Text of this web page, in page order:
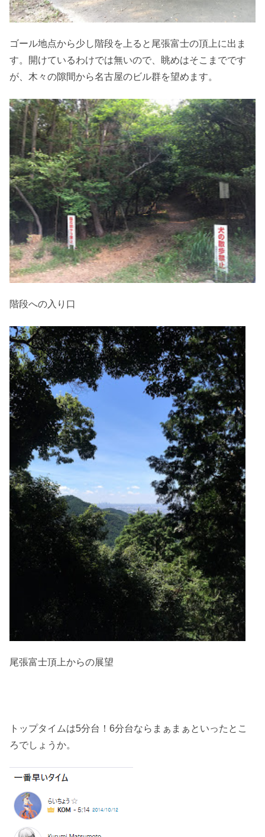
ゴール地点から少し階段を上ると尾張富士の頂上に出ま
す。開けているわけでは無いので、眺めはそこまでです
が、木々の隙間から名古屋のビル群を望めます。
階段への入り口
尾張富士頂上からの展望
トップタイムは5分台！6分台ならまぁまぁといったとこ
ろでしょうか。